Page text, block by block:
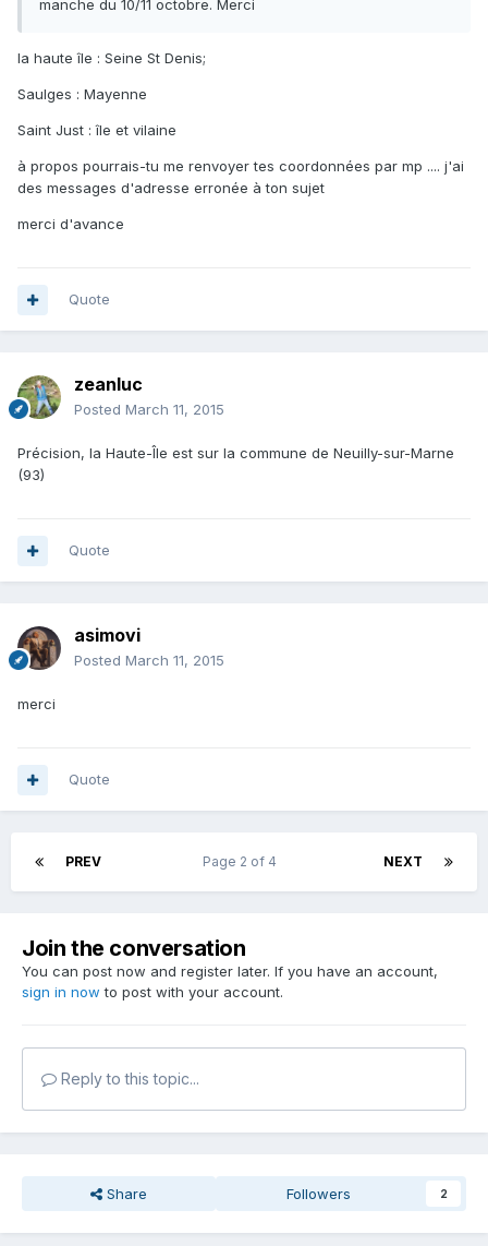
manche du 10/11 octobre. Merci
la haute île : Seine St Denis;
Saulges : Mayenne
Saint Just : île et vilaine
à propos pourrais-tu me renvoyer tes coordonnées par mp .... j'ai
des messages d'adresse erronée à ton sujet
merci d'avance
Quote
zeanluc
Posted March 11, 2015
Précision, la Haute-Île est sur la commune de Neuilly-sur-Marne
(93)
Quote
asimovi
Posted March 11, 2015
merci
Quote
PREV NEXT
Page 2 of 4
Join the conversation
You can post now and register later. If you have an account,
sign in now to post with your account.
Reply to this topic...
Share Followers 2